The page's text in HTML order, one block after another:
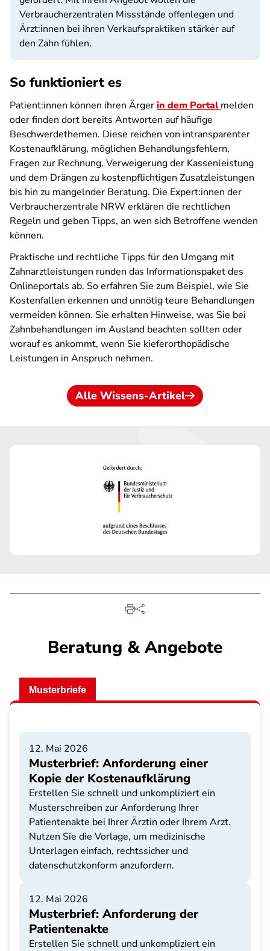
Verbraucherzentralen Missstände offenlegen und
Ärzt:innen bei ihren Verkaufspraktiken stärker auf
den Zahn fühlen.
So funktioniert es
Patient:innen können ihren Ärgerin dem Portalmelden
oder finden dort bereits Antworten auf häufige
Beschwerdethemen. Diese reichen von intransparenter
Kostenaufklärung, möglichen Behandlungsfehlern,
Fragen zur Rechnung, Verweigerung der Kassenleistung
und dem Drängen zu kostenpflichtigen Zusatzleistungen
bis hin zu mangelnder Beratung. Die Expert:innen der
Verbraucherzentrale NRW erklären die rechtlichen
Regeln und geben Tipps, an wen sich Betroffene wenden
können.
Praktische und rechtliche Tipps für den Umgang mit
Zahnarztleistungen runden das Informationspaket des
Onlineportals ab. So erfahren Sie zum Beispiel, wie Sie
Kostenfallen erkennen und unnötig teure Behandlungen
vermeiden können. Sie erhalten Hinweise, was Sie bei
Zahnbehandlungen im Ausland beachten sollten oder
worauf es ankommt, wenn Sie kieferorthopädische
Leistungen in Anspruch nehmen.
Alle Wissens-Artikel
Beratung & Angebote
Musterbriefe
12. Mai 2026
Musterbrief: Anforderung einer
Kopie der Kostenaufklärung
Erstellen Sie schnell und unkompliziert ein
Musterschreiben zur Anforderung Ihrer
Patientenakte bei Ihrer Ärztin oder Ihrem Arzt.
Nutzen Sie die Vorlage, um medizinische
Unterlagen einfach, rechtssicher und
datenschutzkonform anzufordern.
12. Mai 2026
Musterbrief: Anforderung der
Patientenakte
Erstellen Sie schnell und unkompliziert ein